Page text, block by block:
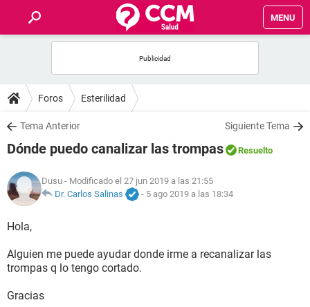
MENU
FOROS
SALUD
NUTRICIÓN
BIENESTAR
SEXUALIDAD
GLOSARIO
Foros Esterilidad
Tema Anterior Siguiente Tema
Dónde puedo canalizar las trompas Resuelto
Dusu - Modificado el 27 jun 2019 a las 21:55
Dr. Carlos Salinas
- 5 ago 2019 a las 18:34
Hola,
Alguien me puede ayudar donde irme a recanalizar las
trompas q lo tengo cortado.
Gracias